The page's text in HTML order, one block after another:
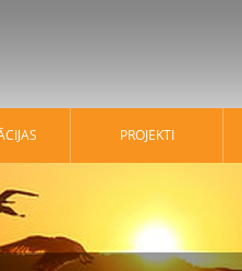
PROJEKTI